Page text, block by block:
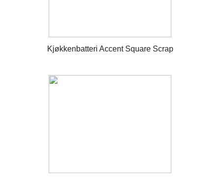
Kjøkkenbatteri Accent Square Scrap